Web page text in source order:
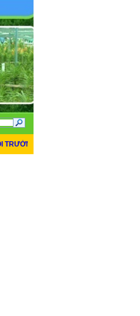
THÀNH PHỐ HỒ CHÍ MINH